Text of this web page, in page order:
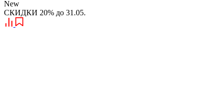
New
СКИДКИ 20% до 31.05.